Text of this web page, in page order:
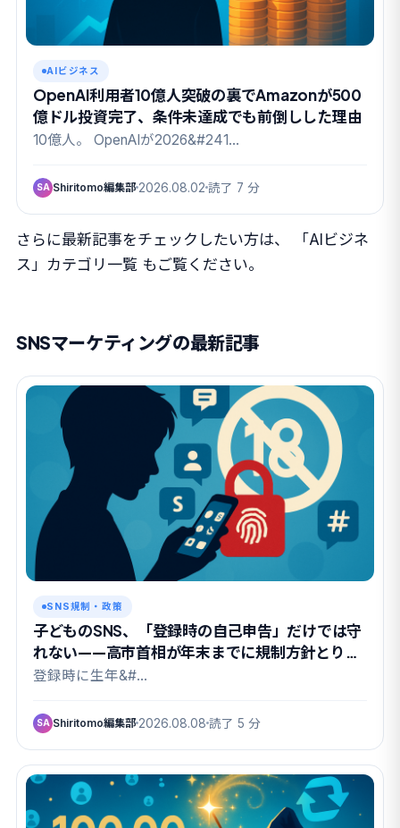
AIビジネス
OpenAI利用者10億人突破の裏でAmazonが500
億ドル投資完了、条件未達成でも前倒しした理由
10億人。 OpenAIが2026&#241…
SA Shiritomo編集部 2026.08.02 読了 7 分
さらに最新記事をチェックしたい方は、
「AIビジネ
ス」カテゴリ一覧 もご覧ください。
SNSマーケティングの最新記事
SNS規制・政策
子どものSNS、「登録時の自己申告」だけでは守
れない——高市首相が年末までに規制方針とりま
とめを指示
登録時に生年&#…
SA Shiritomo編集部 2026.08.08 読了 5 分